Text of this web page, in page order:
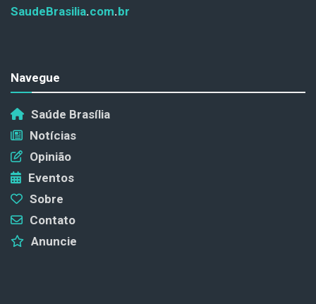
SaudeBrasilia.com.br
Navegue
Saúde Brasília
Notícias
Opinião
Eventos
Sobre
Contato
Anuncie